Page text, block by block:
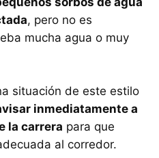
, pero no es
mucha agua o muy
situación de este estilo
inmediatamente a
la carrera para que
al corredor.